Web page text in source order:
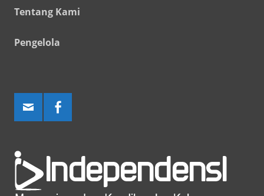
Tentang Kami
Pengelola